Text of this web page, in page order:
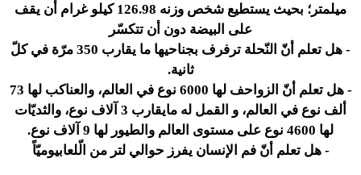
ميلمتر؛ بحيث يستطيع شخص وزنه 126.98 كيلو غرام أن يقف
على البيضة دون أن تتكسّر
-
هل تعلم أنّ النّحلة ترفرف بجناحيها ما يقارب 350 مرّة في كلّ
ثانية.
-
هل تعلم أنّ الزواحف لها 6000 نوع في العالم، والعناكب لها 73
ألف نوع في العالم، و القمل له مايقارب 3 آلاف نوع، والثديّات
لها 4600 نوع على مستوى العالم والطيور لها 9 آلاف نوع.
-هل تعلم أنّ فم الإنسان يفرز حوالي لتر من الّلعابيوميّاً